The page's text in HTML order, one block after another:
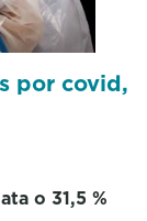
por covid,
o 31,5 %